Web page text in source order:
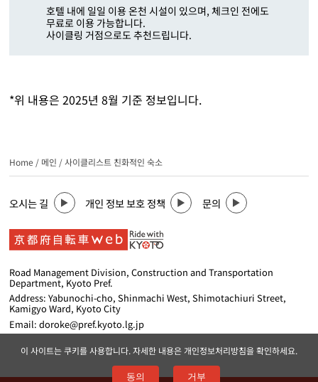
호텔 내에 일일 이용 온천 시설이 있으며, 체크인 전에도
무료로 이용 가능합니다.
사이클링 거점으로도 추천드립니다.
*위 내용은 2025년 8월 기준 정보입니다.
Home / 메인 /사이클리스트 친화적인 숙소
오시는 길 개인 정보 보호 정책 문의
Road Management Division, Construction and Transportation
Department, Kyoto Pref.
Address: Yabunochi-cho, Shinmachi West, Shimotachiuri Street,
Kamigyo Ward, Kyoto City
Email: doroke@pref.kyoto.lg.jp
이 사이트는 쿠키를 사용합니다. 자세한 내용은 개인정보처리방침을 확인하세요.
동의 거부